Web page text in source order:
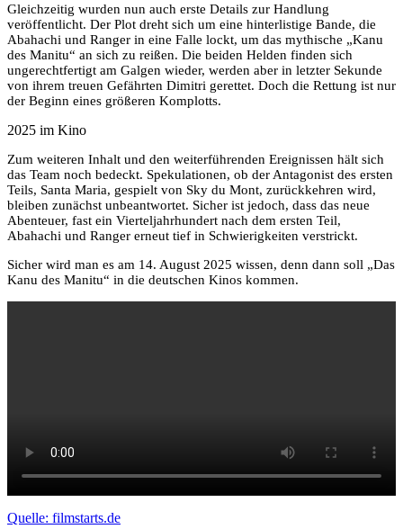
Gleichzeitig wurden nun auch erste Details zur Handlung
veröffentlicht. Der Plot dreht sich um eine hinterlistige Bande, die
Abahachi und Ranger in eine Falle lockt, um das mythische „Kanu
des Manitu“ an sich zu reißen. Die beiden Helden finden sich
ungerechtfertigt am Galgen wieder, werden aber in letzter Sekunde
von ihrem treuen Gefährten Dimitri gerettet. Doch die Rettung ist nur
der Beginn eines größeren Komplotts.
2025 im Kino
Zum weiteren Inhalt und den weiterführenden Ereignissen hält sich
das Team noch bedeckt. Spekulationen, ob der Antagonist des ersten
Teils, Santa Maria, gespielt von Sky du Mont, zurückkehren wird,
bleiben zunächst unbeantwortet. Sicher ist jedoch, dass das neue
Abenteuer, fast ein Vierteljahrhundert nach dem ersten Teil,
Abahachi und Ranger erneut tief in Schwierigkeiten verstrickt.
Sicher wird man es am 14. August 2025 wissen, denn dann soll „Das
Kanu des Manitu“ in die deutschen Kinos kommen.
Quelle: filmstarts.de